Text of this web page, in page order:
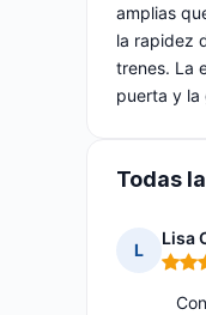
amplias
la rapidez
trenes. La
puerta y la
Todas
L
Lisa